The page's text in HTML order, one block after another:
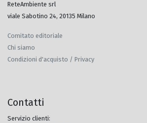
ReteAmbiente srl
viale Sabotino 24, 20135 Milano
Comitato editoriale
Chi siamo
Condizioni d'acquisto / Privacy
Contatti
Servizio clienti: